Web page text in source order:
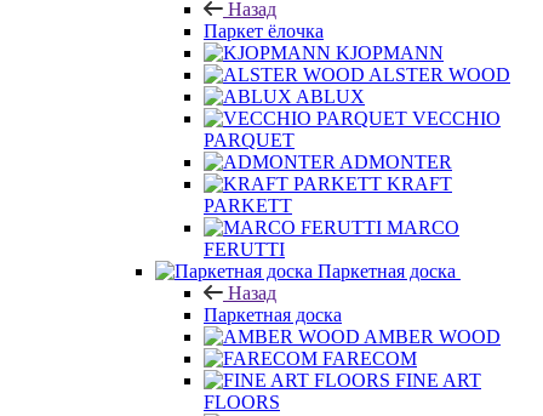
Назад
Паркет ёлочка
KJOPMANN
ALSTER WOOD
ABLUX
VECCHIO
PARQUET
ADMONTER
KRAFT
PARKETT
MARCO
FERUTTI
Паркетная доска
Назад
Паркетная доска
AMBER WOOD
FARECOM
FINE ART
FLOORS